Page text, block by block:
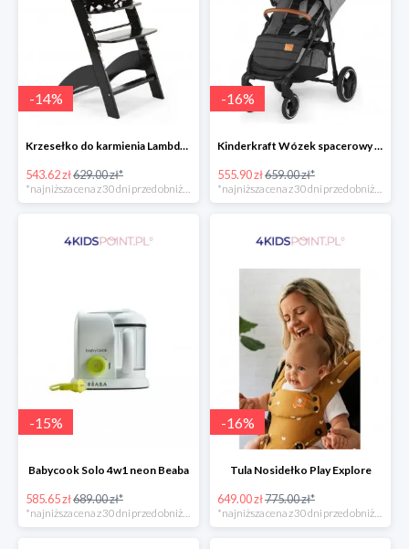
-14%
Krzesełko do karmienia Lambda 3 Black Childhome
543.62 zł629.00 zł*
*najniższa cena z 30 dni przed obniżką
-16%
Kinderkraft Wózek spacerowy Grande LX
555.90 zł659.00 zł*
*najniższa cena z 30 dni przed obniżką
-15%
Babycook Solo 4w1 neon Beaba
585.65 zł689.00 zł*
-16%
Tula Nosidełko Play Explore
649.00 zł775.00 zł*